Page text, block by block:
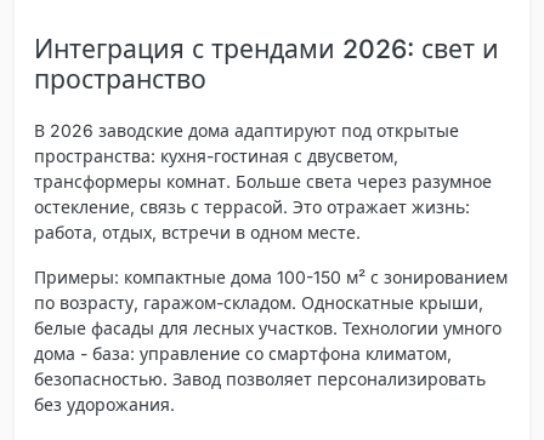
Интеграция с трендами 2026: свет и
пространство
В 2026 заводские дома адаптируют под открытые
пространства: кухня-гостиная с двусветом,
трансформеры комнат. Больше света через разумное
остекление, связь с террасой. Это отражает жизнь:
работа, отдых, встречи в одном месте.
Примеры: компактные дома 100-150 м² с зонированием
по возрасту, гаражом-складом. Односкатные крыши,
белые фасады для лесных участков. Технологии умного
дома - база: управление со смартфона климатом,
безопасностью. Завод позволяет персонализировать
без удорожания.